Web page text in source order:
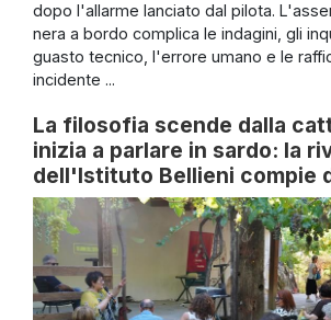
dopo l'allarme lanciato dal pilota.
nera a bordo complica le indagini, gli
guasto tecnico, l'errore umano e le
incidente ...
La filosofia scende dalla
inizia a parlare in sardo: la
dell'Istituto Bellieni compie